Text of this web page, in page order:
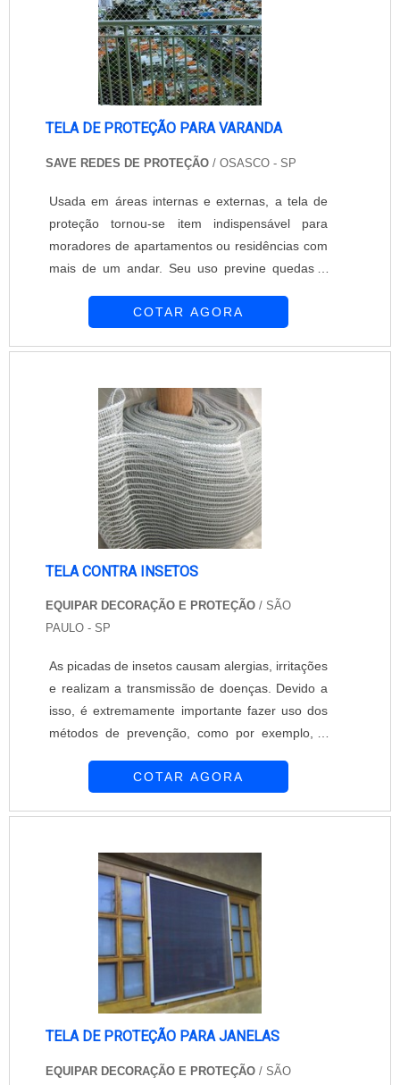
TELA DE PROTEÇÃO PARA VARANDA
SAVE REDES DE PROTEÇÃO / OSASCO - SP
Usada em áreas internas e externas, a tela de
proteção tornou-se item indispensável para
moradores de apartamentos ou residências com
mais de um andar. Seu uso previne quedas e
idosos e adultos. No caso de tela de proteção
mesmo com exposição a ação do tempo. A
COTAR AGORA
TELA CONTRA INSETOS
EQUIPAR DECORAÇÃO E PROTEÇÃO / SÃO
PAULO - SP
As picadas de insetos causam alergias, irritações
e realizam a transmissão de doenças. Devido a
isso, é extremamente importante fazer uso dos
métodos de prevenção, como por exemplo, a
como uma barreira, impedindo que o mosquito
ambiente. Empresa que oferece tela cont....
COTAR AGORA
TELA DE PROTEÇÃO PARA JANELAS
EQUIPAR DECORAÇÃO E PROTEÇÃO / SÃO